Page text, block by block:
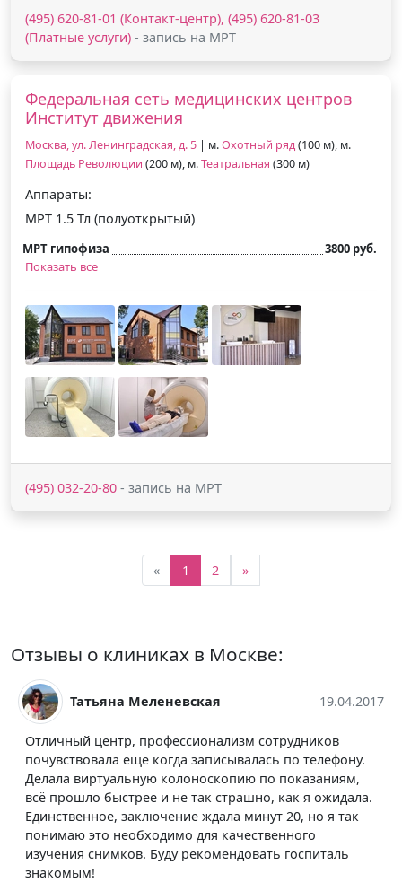
(495) 620-81-01 (Контакт-центр), (495) 620-81-03
(Платные услуги) - запись на МРТ
Федеральная сеть медицинских центров
Институт движения
Москва, ул. Ленинградская, д. 5 | м.Охотный ряд(100 м), м.
Площадь Революции (200 м), м.Театральная (300 м)
Аппараты:
МРТ 1.5 Тл (полуоткрытый)
МРТ гипофиза
3800 руб.
Показать все
(495) 032-20-80 - запись на МРТ
« 1 2 »
Отзывы о клиниках в Москве:
Татьяна Меленевская 19.04.2017
Отличный центр, профессионализм сотрудников
почувствовала еще когда записывалась по телефону.
Делала виртуальную колоноскопию по показаниям,
всё прошло быстрее и не так страшно, как я ожидала.
Единственное, заключение ждала минут 20, но я так
понимаю это необходимо для качественного
изучения снимков. Буду рекомендовать госпиталь
знакомым!